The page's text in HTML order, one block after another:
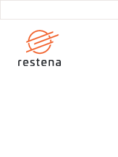
contenu
principal